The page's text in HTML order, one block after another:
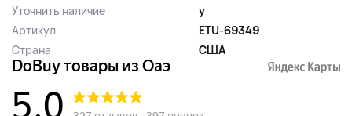
Уточнить наличие
y
Артикул
ETU-69349
Страна
США